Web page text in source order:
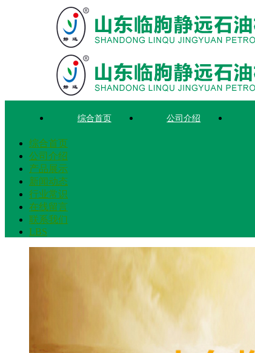
综合首页 公司介绍
综合首页
公司介绍
产品展示
新闻动态
行业常识
在线留言
联系我们
LBS